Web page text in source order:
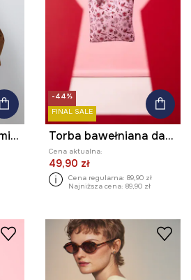
Torebka damska z imitacji zamszu
-44%
FINAL SALE
Torba bawełniana damska z kolekcji Valentine’s Day
Cena aktualna:
49,90 zł
Cena regularna: 89,90 zł
Najniższa cena: 89,90 zł